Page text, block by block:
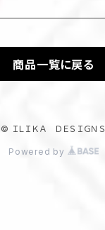
商品一覧に戻る
© ＩＬＩＫＡ ＤＥＳＩＧＮＳ
Powered by